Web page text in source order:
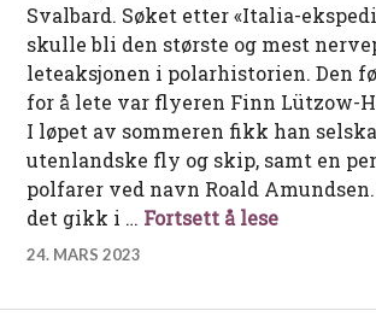
Svalbard. Søket etter «Italia-
skulle bli den største og mest
leteaksjonen i polarhistorien. Den
for å lete var flyeren Finn Lützow-
I løpet av sommeren fikk han
utenlandske fly og skip, samt en
polfarer ved navn Roald
det gikk i … Fortsett å leseDen
24. MARS 2023